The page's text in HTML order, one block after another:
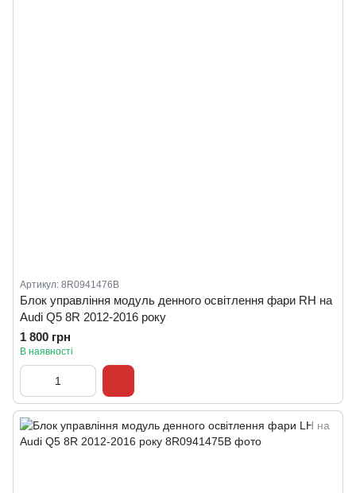
Артикул: 8R0941476B
Блок управління модуль денного освітлення фари RH на
Audi Q5 8R 2012-2016 року
1 800 грн
В наявності